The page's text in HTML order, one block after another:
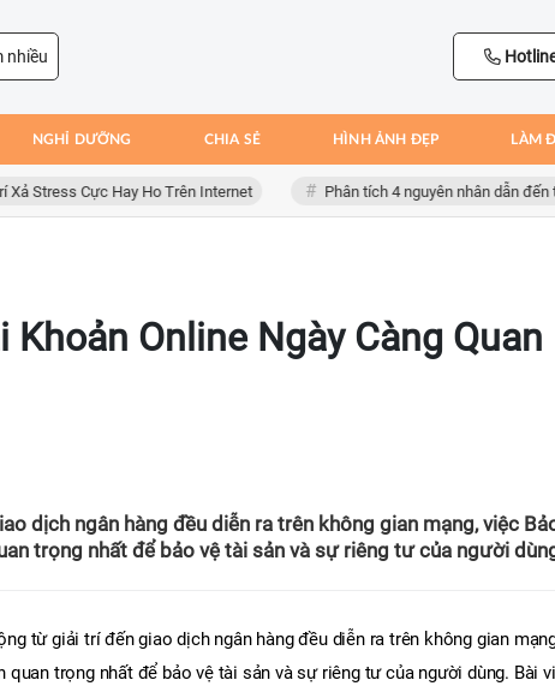
nhiều
NGHỈ DƯỠNG CHIA SẺ HÌNH ẢNH ĐẸP LÀM
Cực Hay Ho Trên Internet Phân tích 4 nguyên nhân dẫn đến thất
Khoản Online Ngày Càng Quan
dịch ngân hàng đều diễn ra trên không gian mạng, việc
trọng nhất để bảo vệ tài sản và sự riêng tư của người
từ giải trí đến giao dịch ngân hàng đều diễn ra trên không gian
quan trọng nhất để bảo vệ tài sản và sự riêng tư của người dùng. Bài